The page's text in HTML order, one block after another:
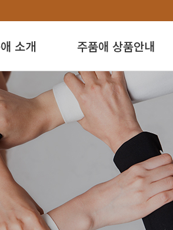
소개 주품애 상품안내